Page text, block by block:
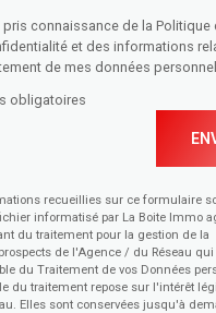
pris connaissance de la Politique
et des informations
de mes données
obligatoires
recueillies sur ce formulaire
informatisé par La Boite Immo
du traitement pour la gestion de la
de l'Agence / du Réseau qui
du Traitement de vos Données
du traitement repose sur l'intérêt
Elles sont conservées jusqu'à